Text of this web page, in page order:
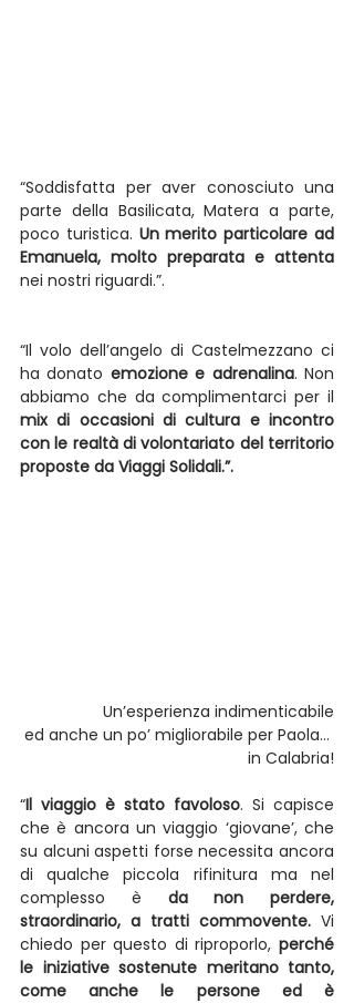
“Soddisfatta per aver conosciuto una
parte della Basilicata, Matera a parte,
poco turistica. Un merito particolare ad
Emanuela, molto preparata e attenta
nei nostri riguardi.”.
“Il volo dell’angelo di Castelmezzano ci
ha donato emozione e adrenalina. Non
mix di occasioni di cultura e incontro
con le realtà di volontariato del territorio
proposte da Viaggi Solidali.”.
Un’esperienza indimenticabile
ed anche un po’ migliorabile per Paola…
in Calabria!
“Il viaggio è stato favoloso. Si capisce
che è ancora un viaggio ‘giovane’, che
su alcuni aspetti forse necessita ancora
di qualche piccola rifinitura ma nel
complesso è da non perdere,
straordinario, a tratti commovente. Vi
chiedo per questo di riproporlo, perché
le iniziative sostenute meritano tanto,
come anche le persone ed è